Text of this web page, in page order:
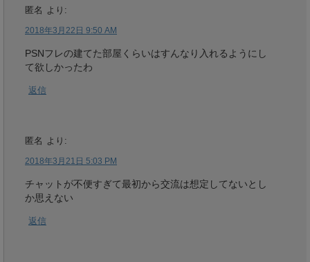
匿名 より:
2018年3月22日 9:50 AM
PSNフレの建てた部屋くらいはすんなり入れるようにし
て欲しかったわ
返信
匿名 より:
2018年3月21日 5:03 PM
チャットが不便すぎて最初から交流は想定してないとし
か思えない
返信